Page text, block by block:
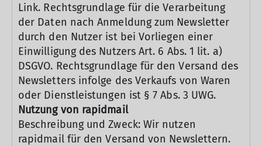
Link. Rechtsgrundlage für die Verarbeitung
der Daten nach Anmeldung zum Newsletter
durch den Nutzer ist bei Vorliegen einer
Einwilligung des Nutzers Art. 6 Abs. 1 lit. a)
DSGVO. Rechtsgrundlage für den Versand des
Newsletters infolge des Verkaufs von Waren
oder Dienstleistungen ist § 7 Abs. 3 UWG.
Nutzung von rapidmail
Beschreibung und Zweck: Wir nutzen
rapidmail für den Versand von Newslettern.